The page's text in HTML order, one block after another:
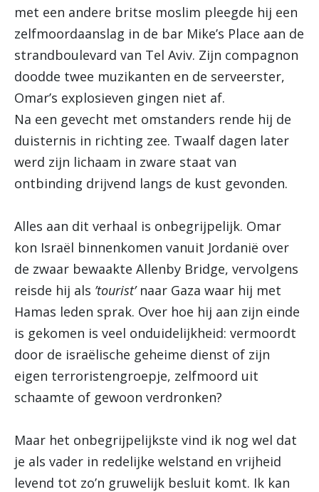
met een andere britse moslim pleegde hij een
zelfmoordaanslag in de bar Mike’s Place aan de
strandboulevard van Tel Aviv. Zijn compagnon
doodde twee muzikanten en de serveerster,
Omar’s explosieven gingen niet af.
Na een gevecht met omstanders rende hij de
duisternis in richting zee. Twaalf dagen later
werd zijn lichaam in zware staat van
ontbinding drijvend langs de kust gevonden.
Alles aan dit verhaal is onbegrijpelijk. Omar
kon Israël binnenkomen vanuit Jordanië over
de zwaar bewaakte Allenby Bridge, vervolgens
reisde hij als ’tourist’naar Gaza waar hij met
Hamas leden sprak. Over hoe hij aan zijn einde
is gekomen is veel onduidelijkheid: vermoordt
door de israëlische geheime dienst of zijn
eigen terroristengroepje, zelfmoord uit
schaamte of gewoon verdronken?
Maar het onbegrijpelijkste vind ik nog wel dat
je als vader in redelijke welstand en vrijheid
levend tot zo’n gruwelijk besluit komt. Ik kan